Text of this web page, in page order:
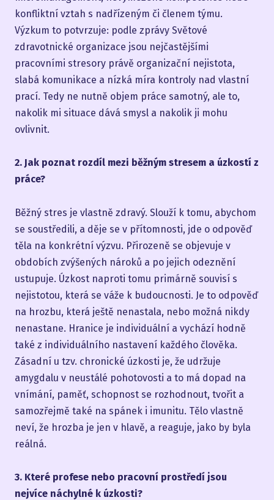
konfliktní vztah s nadřízeným či členem týmu.
Výzkum to potvrzuje: podle zprávy Světové
zdravotnické organizace jsou nejčastějšími
pracovními stresory právě organizační nejistota,
slabá komunikace a nízká míra kontroly nad vlastní
prací. Tedy ne nutně objem práce samotný, ale to,
nakolik mi situace dává smysl a nakolik ji mohu
ovlivnit.
2. Jak poznat rozdíl mezi běžným stresem a úzkostí z
práce?
Běžný stres je vlastně zdravý. Slouží k tomu, abychom
se soustředili, a děje se v přítomnosti, jde o odpověď
těla na konkrétní výzvu. Přirozeně se objevuje v
obdobích zvýšených nároků a po jejich odeznění
ustupuje. Úzkost naproti tomu primárně souvisí s
nejistotou, která se váže k budoucnosti. Je to odpověď
na hrozbu, která ještě nenastala, nebo možná nikdy
nenastane. Hranice je individuální a vychází hodně
také z individuálního nastavení každého člověka.
Zásadní u tzv. chronické úzkosti je, že udržuje
amygdalu v neustálé pohotovosti a to má dopad na
vnímání, paměť, schopnost se rozhodnout, tvořit a
samozřejmě také na spánek i imunitu. Tělo vlastně
neví, že hrozba je jen v hlavě, a reaguje, jako by byla
reálná.
3. Které profese nebo pracovní prostředí jsou
nejvíce náchylné k úzkosti?